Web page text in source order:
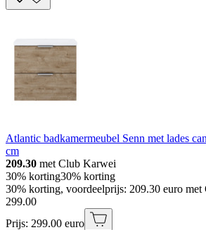
Atlantic badkamermeubel Senn met lades
cm
209.30 met Club Karwei
30% korting30% korting
30% korting, voordeelprijs: 209.30 euro
299.00
Prijs: 299.00 euro